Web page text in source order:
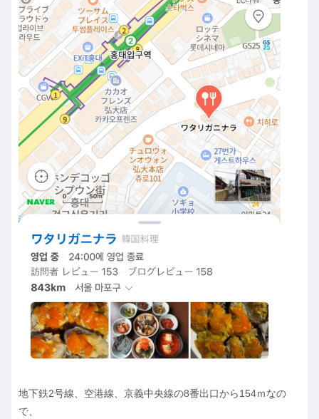
地下鉄2号線、空港線、京義中央線の8番出口から154ｍなの
で、